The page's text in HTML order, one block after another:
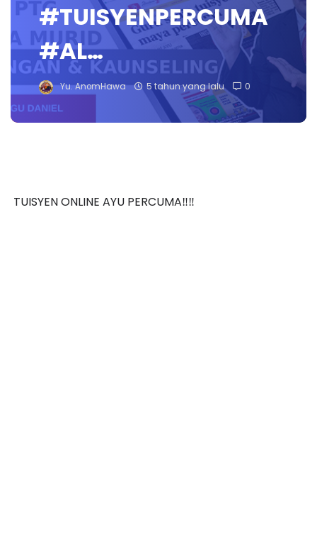
#TUISYENPERCUMA
#AL…
Yu. AnomHawa 5 tahun yang lalu 0
TUISYEN ONLINE AYU PERCUMA‼️‼️